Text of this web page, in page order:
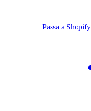
Passa a Shopify